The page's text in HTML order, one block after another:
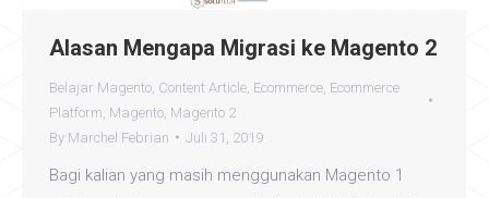
Alasan Mengapa Migrasi ke Magento 2
Belajar Magento Content Article Ecommerce Ecommerce
Platform Magento Magento 2
By Marchel Febrian Juli 31, 2019
Bagi kalian yang masih menggunakan Magento 1